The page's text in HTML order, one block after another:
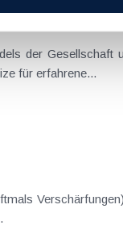
der Gesellschaft
für erfahrene...